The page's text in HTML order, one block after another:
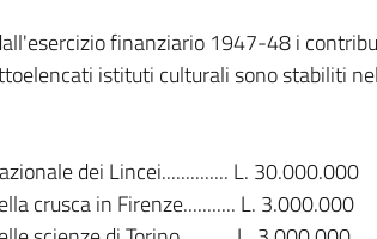
finanziario 1947-48 i
istituti culturali sono stabiliti
dei Lincei.............. L. 30.000.000
crusca in Firenze........... L. 3.000.000